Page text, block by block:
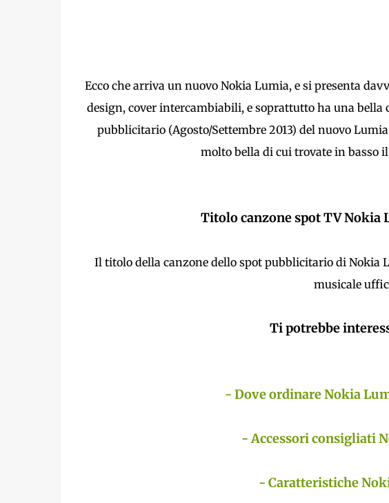
Ecco che arriva un nuovo Nokia Lumia, e si presenta
design, cover intercambiabili, e soprattutto ha una bella
pubblicitario (Agosto/Settembre 2013) del nuovo
molto bella di cui trovate in basso
Titolo canzone spot TV Nokia
Il titolo della canzone dello spot pubblicitario di Nokia
musicale
Ti potrebbe
- Dove ordinare Nokia
- Accessori consigliati
- Caratteristiche